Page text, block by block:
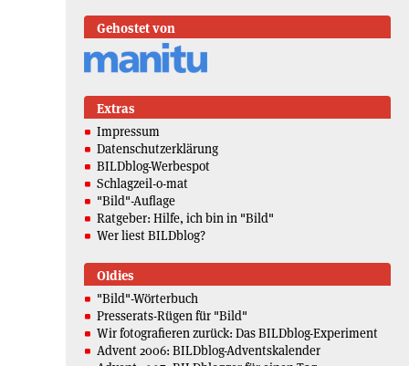
Gehostet von
Extras
Impressum
Datenschutzerklärung
BILDblog-Werbespot
Schlagzeil-o-mat
"Bild"-Auflage
Ratgeber: Hilfe, ich bin in "Bild"
Wer liest BILDblog?
Oldies
"Bild"-Wörterbuch
Presserats-Rügen für "Bild"
Wir fotografieren zurück: Das BILDblog-Experiment
Advent 2006: BILDblog-Adventskalender